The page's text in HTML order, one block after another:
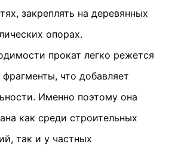
закреплять на деревянных
опорах.
прокат легко режется
что добавляет
Именно поэтому она
как среди строительных
так и у частных